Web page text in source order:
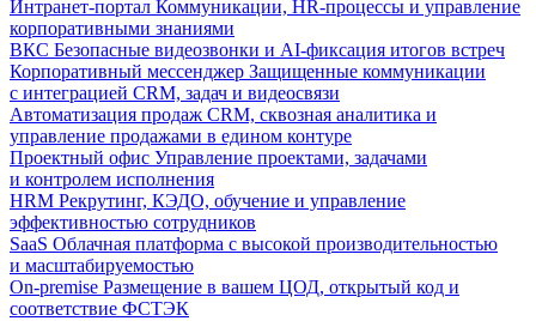
Интранет-портал Коммуникации, HR-процессы и управление
корпоративными знаниями
ВКС Безопасные видеозвонки и AI-фиксация итогов встреч
Корпоративный мессенджер Защищенные коммуникации
с интеграцией CRM, задач и видеосвязи
Автоматизация продаж CRM, сквозная аналитика и
управление продажами в едином контуре
Проектный офис Управление проектами, задачами
и контролем исполнения
HRM Рекрутинг, КЭДО, обучение и управление
эффективностью сотрудников
SaaS Облачная платформа с высокой производительностью
и масштабируемостью
On-premise Размещение в вашем ЦОД, открытый код и
соответствие ФСТЭК